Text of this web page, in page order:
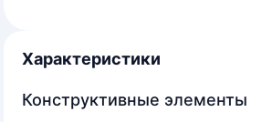
Характеристики
Конструктивные элементы